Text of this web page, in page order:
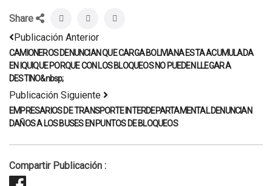
Share
Publicación Anterior
CAMIONEROS DENUNCIAN QUE CARGA BOLIVIANA ESTA ACUMULADA
EN IQUIQUE PORQUE CON LOS BLOQUEOS NO PUEDEN LLEGAR A
DESTINO&nbsp;
Publicación Siguiente
EMPRESARIOS DE TRANSPORTE INTERDEPARTAMENTAL DENUNCIAN
DAÑOS A LOS BUSES EN PUNTOS DE BLOQUEOS
Compartir Publicación :